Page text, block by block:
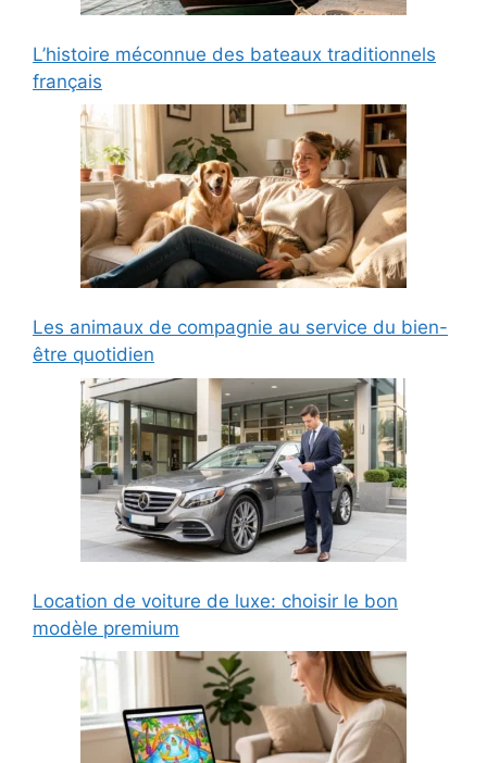
L’histoire méconnue des bateaux traditionnels
français
Les animaux de compagnie au service du bien-
être quotidien
Location de voiture de luxe: choisir le bon
modèle premium